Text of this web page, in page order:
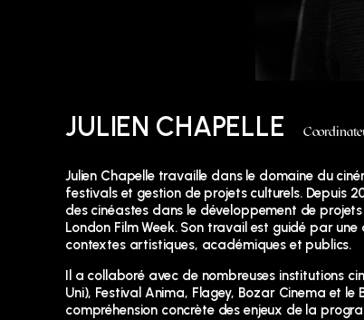
JULIEN CHAPELLE
Julien Chapelle travaille dans le domaine du
festivals et gestion de projets culturels. Depuis
des cinéastes dans le développement de
London Film Week. Son travail est guidé par
contextes artistiques, académiques et publics.
Il a collaboré avec de nombreuses institutions
Uni), Festival Anima, Flagey, Bozar Cinema et
compréhension concrète des enjeux de la